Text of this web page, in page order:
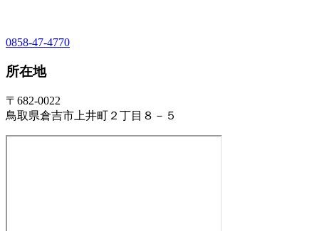
0858-47-4770
所在地
〒682-0022
鳥取県倉吉市上井町２丁目８－５